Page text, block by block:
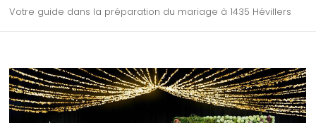
Votre guide dans la préparation du mariage à 1435 Hévillers